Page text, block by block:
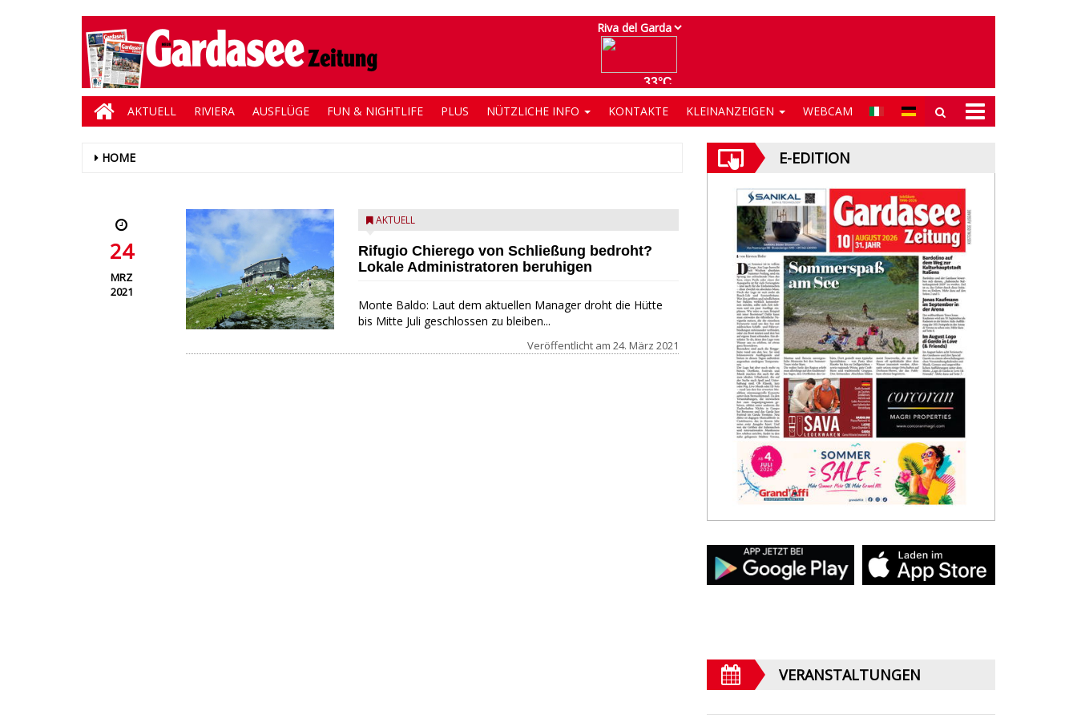
AKTUELL RIVIERA AUSFLÜGE FUN & NIGHTLIFE PLUS NÜTZLICHE INFO KONTAKTE KLEINANZEIGEN WEBCAM
HOME
24
MRZ
2021
AKTUELL
Rifugio Chierego von Schließung bedroht?
Lokale Administratoren beruhigen
Monte Baldo: Laut dem aktuellen Manager droht die Hütte
bis Mitte Juli geschlossen zu bleiben...
Veröffentlicht am 24. März 2021
E-EDITION
VERANSTALTUNGEN